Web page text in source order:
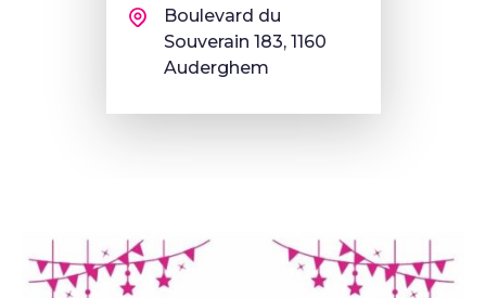
Boulevard du
Souverain 183, 1160
Auderghem